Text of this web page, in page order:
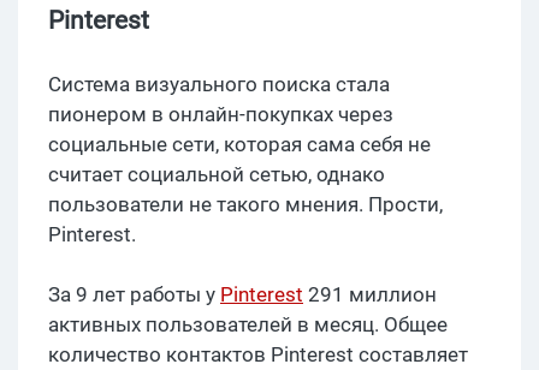
Pinterest
Система визуального поиска стала
пионером в онлайн-покупках через
социальные сети, которая сама себя не
считает социальной сетью, однако
пользователи не такого мнения. Прости,
Pinterest.
За 9 лет работы у Pinterest 291 миллион
активных пользователей в месяц. Общее
количество контактов Pinterest составляет